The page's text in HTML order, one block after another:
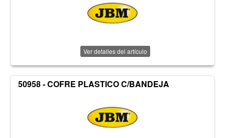
Ver detalles del artículo
50958 - COFRE PLASTICO C/BANDEJA